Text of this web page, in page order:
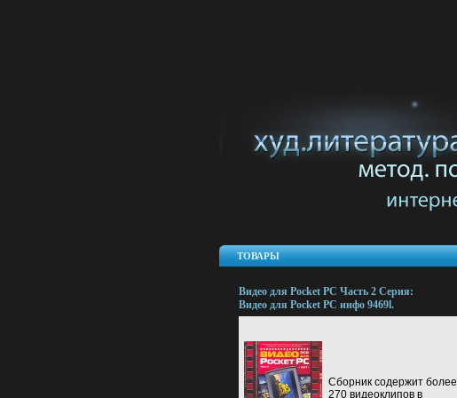
ТОВАРЫ
Видео для Pocket PC Часть 2 Серия:
Видео для Pocket PC инфо 9469l.
Сборник содержит более
270 видеоклипов в